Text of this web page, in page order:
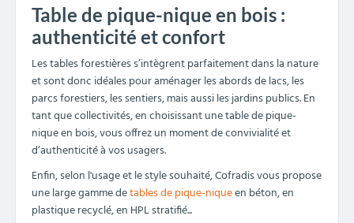
de pique-nique en bois, qui prennent en compte
l’accessibilité des PMR, la sécurité des enfantset des
familles, avec destables pique-nique en bois avec coins
arrondiscomme letable pique-nique Québec, ou encore le
confort desrandonneurs. En tant que collectivités, vous
trouverez un modèle adapté à chaque usage parmi les
différentes formes de tables pique-nique en bois : ronde,
rectangulaire, avec toit, table forestière…
Tables de pique-nique en bois :
notre sélection pour vos espaces
publics